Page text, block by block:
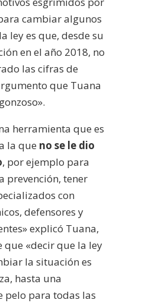
cambiar algunos
ley es que, desde su
en el año 2018, no
las cifras de
que Tuana
herramienta que es
la que no se le dio
, por ejemplo para
prevención, tener
con
defensores y
explicó Tuana,
que «decir que la ley
la situación es
hasta una
pelo para todas las